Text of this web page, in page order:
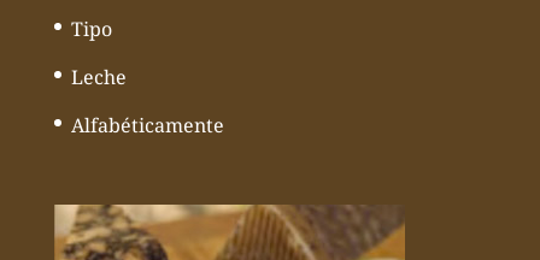
Tipo
Leche
Alfabéticamente